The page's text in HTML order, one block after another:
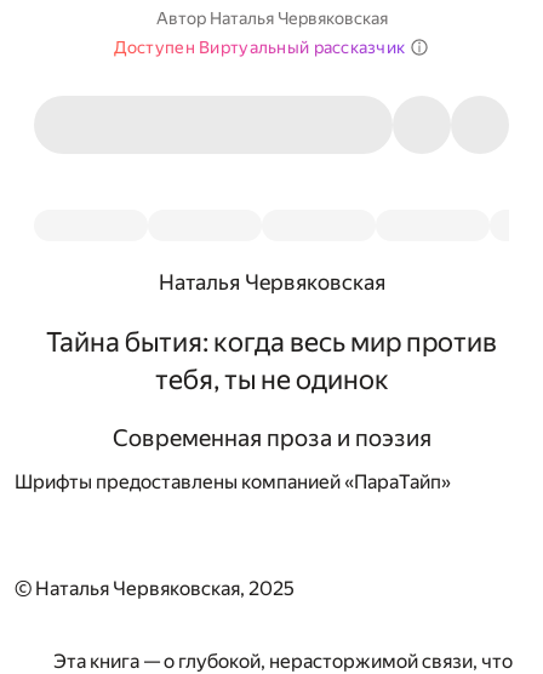
Автор Наталья Червяковская
Доступен Виртуальный рассказчик
Наталья Червяковская
Тайна бытия: когда весь мир против
тебя, ты не одинок
Современная проза и поэзия
Шрифты предоставлены компанией «ПараТайп»
© Наталья Червяковская, 2025
Эта книга — о глубокой, нерасторжимой связи, что